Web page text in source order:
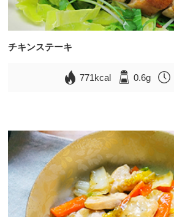
チキンステーキ
771kcal 0.6g